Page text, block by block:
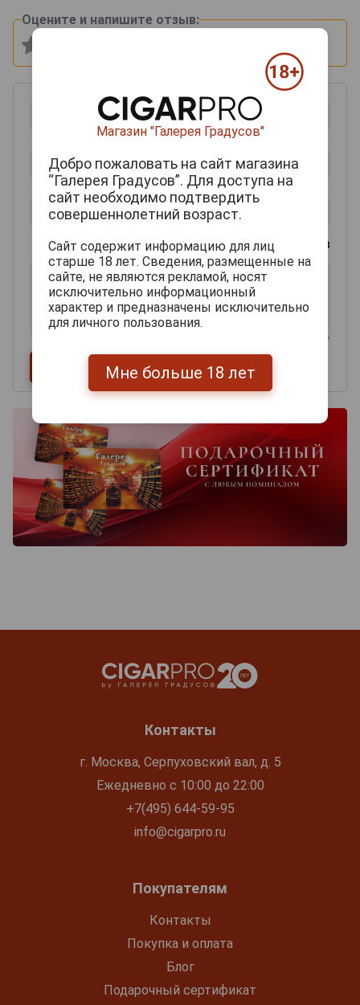
Оцените и напишите отзыв:
0из 2000 знаков
Контакты
г. Москва, Серпуховский вал, д. 5
Ежедневно с 10:00 до 22:00
+7(495) 644-59-95
info@cigarpro.ru
Покупателям
Контакты
Покупка и оплата
Блог
Подарочный сертификат
Магазин "Галерея Градусов"
Добро пожаловать на сайт магазина
“Галерея Градусов”. Для доступа на
сайт необходимо подтвердить
совершеннолетний возраст.
Сайт содержит информацию для лиц
старше 18 лет. Сведения, размещенные на
сайте, не являются рекламой, носят
исключительно информационный
характер и предназначены исключительно
для личного пользования.
Мне больше 18 лет